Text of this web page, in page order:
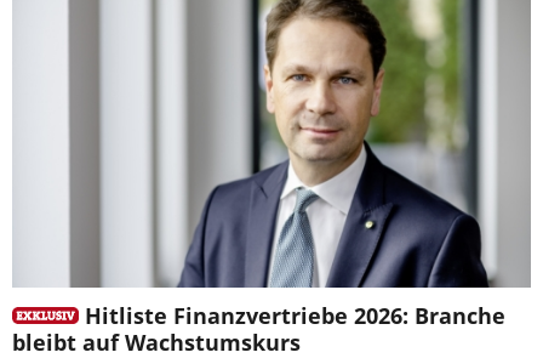
Hitliste Finanzvertriebe 2026: Branche
bleibt auf Wachstumskurs